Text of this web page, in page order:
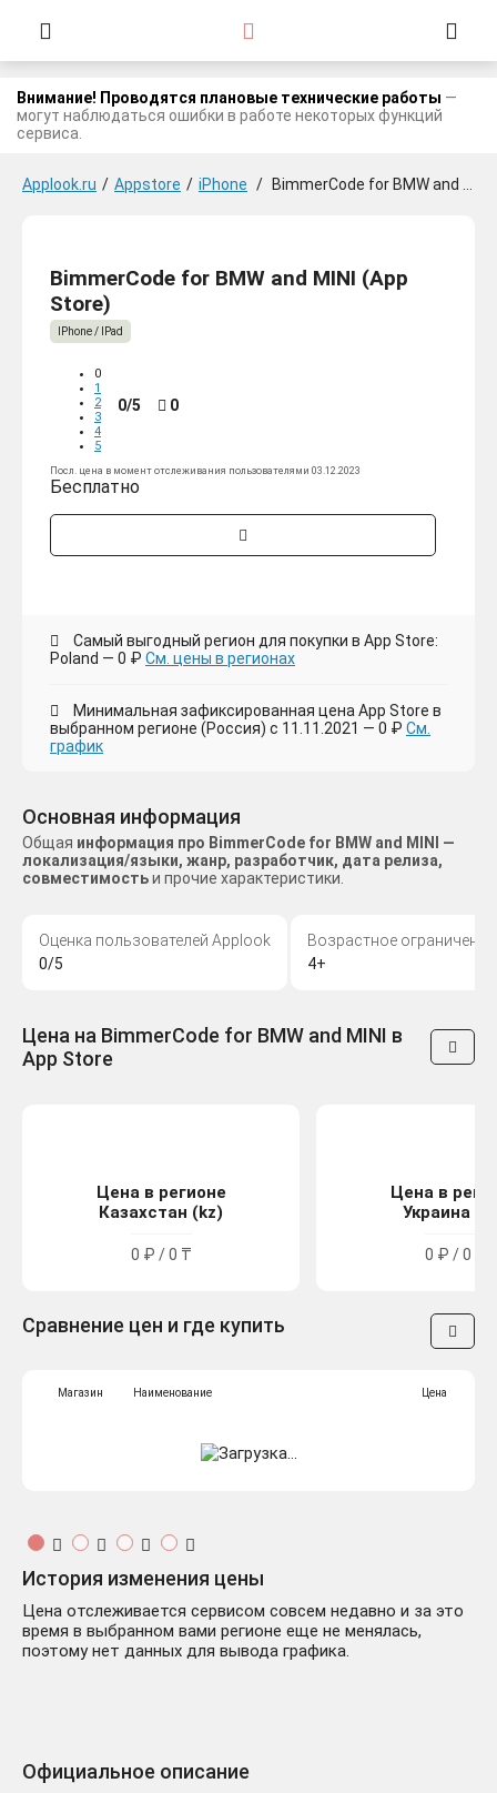
Внимание! Проводятся плановые технические работы —
могут наблюдаться ошибки в работе некоторых функций
сервиса.
Applook.ru / Appstore / iPhone / BimmerCode for BMW and MINI
BimmerCode for BMW and MINI (App
Store)
IPhone / IPad
0
1
2
3
4
5
0/5 0
Посл. цена в момент отслеживания пользователями 03.12.2023
Бесплатно
Самый выгодный регион для покупки в App Store:
Poland — 0 ₽ См. цены в регионах
Минимальная зафиксированная цена App Store в
выбранном регионе (Россия) с 11.11.2021 — 0 ₽ См.
график
Основная информация
Общая информация про BimmerCode for BMW and MINI —
локализация/языки, жанр, разработчик, дата релиза,
совместимостьи прочие характеристики.
Оценка пользователей Applook
0/5
Возрастное ограничение
4+
Цена на BimmerCode for BMW and MINI в
App Store
Цена в регионе
Казахстан (kz)
0 ₽ / 0 ₸
Цена в
Украина
0 ₽ / 0 ₴
Сравнение цен и где купить
Магазин Наименование Цена
История изменения цены
Цена отслеживается сервисом совсем недавно и за это
время в выбранном вами регионе еще не менялась,
поэтому нет данных для вывода графика.
Официальное описание